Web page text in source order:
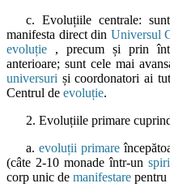
c. Evoluțiile centrale:
manifesta direct din Universul
evoluție , precum și prin
anterioare; sunt cele mai
universuri și coordonatori ai
Centrul de evoluție.
2. Evoluțiile primare
a. evoluții primare
(câte 2-10 monade într-un
corp unic de manifestare pentru